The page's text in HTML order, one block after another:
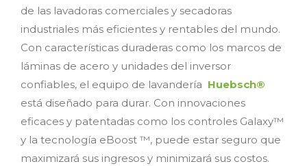
de las lavadoras comerciales y secadoras
industriales más eficientes y rentables del mundo.
Con características duraderas como los marcos de
láminas de acero y unidades del inversor
confiables, el equipo de lavandería Huebsch®
está diseñado para durar. Con innovaciones
eficaces y patentadas como los controles Galaxy™
y la tecnología eBoost ™, puede estar seguro que
maximizará sus ingresos y minimizará sus costos.